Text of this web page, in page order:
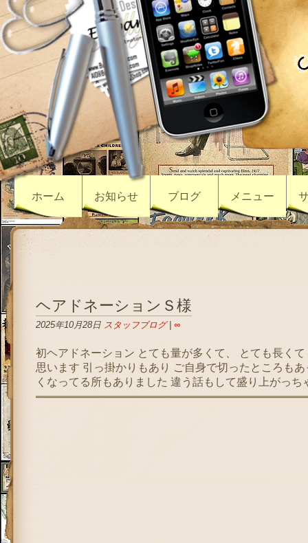
ホーム お知らせ ブログ メニュー
ヘアドネーションＳ様
2025年10月28日 スタッフブログ| ∞
初ヘアドネーション とても量が多くて、 とても長く
思います 引っ掛かりもあり ご自身で切ったところも
くなってる所もありました 違う話もして盛り上がっ